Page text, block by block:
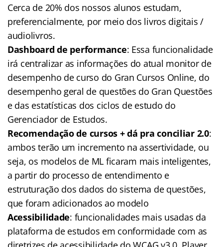
Cerca de 20% dos nossos alunos estudam,
preferencialmente, por meio dos livros digitais /
audiolivros.
Dashboard de performance: Essa funcionalidade
irá centralizar as informações do atual monitor de
desempenho de curso do Gran Cursos Online, do
desempenho geral de questões do Gran Questões
e das estatísticas dos ciclos de estudo do
Gerenciador de Estudos.
Recomendação de cursos + dá pra conciliar 2.0:
ambos terão um incremento na assertividade, ou
seja, os modelos de ML ficaram mais inteligentes,
a partir do processo de entendimento e
estruturação dos dados do sistema de questões,
que foram adicionados ao modelo
Acessibilidade: funcionalidades mais usadas da
plataforma de estudos em conformidade com as